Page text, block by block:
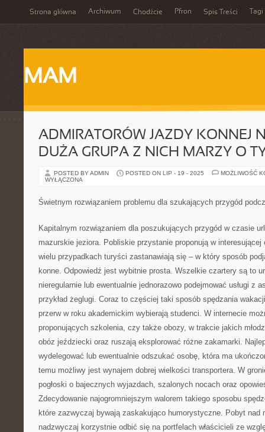
Strona główna Archiwum Chodźcie Pfron Spis Treści Tagi
MAM
ADMIRATORÓW JAZDY KONNEJ
DUŻA GRUPA Z NICH MARZY O
POSTED BY ADMIN POSTED ON LIP - 19 - 2025
MOŻLIWOŚĆ
WYŁĄCZONA
Świetnym rozwiązaniem problemu dla szukających przygód
Kapitalnym rozwiązaniem dla poszukujących przygód w czasie
mazurskie jeziora. Pobliskie przystanie proponują w interesującej
wielu przypadkach turyści zastanawiają się – w który sposób
konne. Odpowiedź jest wybitnie prosta. Wszelkie czartery są to
nieregularnie lub ewentualnie jednorazowo podejmować usługi z
przykład żeglugi. Coraz to częściej taki sposób spędzania
przerw w roku akademickim wybierają studenci. W internecie
proponujących szkolenia, czy także obozy, w trakcie jakich
obóz jeździecki oraz ruszają eksplorować różne zakamarki.
wydelegować lub ewentualnie odszukać osobę, która ma
temu możliwy jest wynajem dobrej wielkości transportera. W
pogłoski o bajecznych wyjazdach, szalonych nocach oraz
Zdecydowanie najogromniejszym walorem takiego sposobu
które zazwyczaj bywają zaskakująco humorystyczne. Pobyt nad
nadzwyczaj korzystnie odbić się na portfelach właścicieli ze